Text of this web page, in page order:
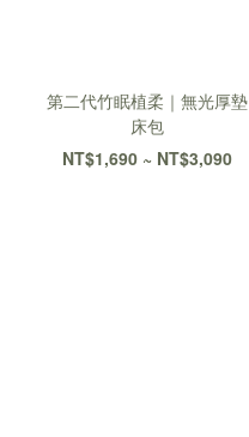
第二代竹眠植柔｜無光厚墊
床包
NT$1,690 ~ NT$3,090